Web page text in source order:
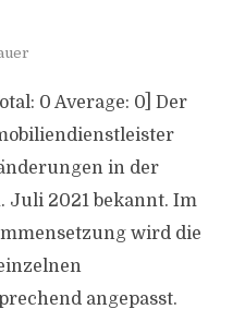
0 Average: 0] Der
in der
Juli 2021 bekannt. Im
wird die
angepasst.